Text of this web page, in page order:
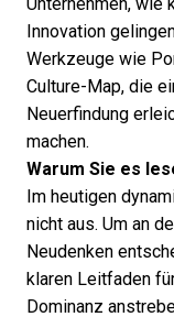
Unternehmen, wie
Innovation
Werkzeuge wie
Culture-Map, die
Neuerfindung
machen.
Warum Sie es
Im heutigen
nicht aus. Um an
Neudenken
klaren Leitfaden
Dominanz